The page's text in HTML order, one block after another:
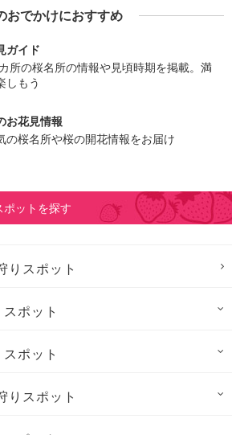
おでかけにおすすめ
ガイド
所の桜名所の情報や見頃時期を掲載。満
しもう
お花見情報
の桜名所や桜の開花情報をお届け
ットを探す
りスポット
ポット
ポット
りスポット